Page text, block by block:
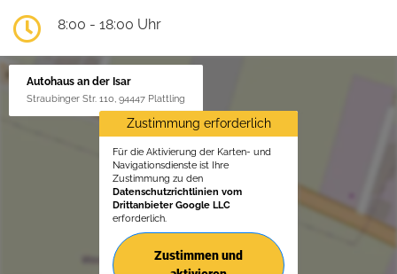
8:00 - 18:00 Uhr
Autohaus an der Isar
Straubinger Str. 110, 94447 Plattling
Zustimmung erforderlich
Für die Aktivierung der Karten- und
Navigationsdienste ist Ihre
Zustimmung zu den
Datenschutzrichtlinien vom
Drittanbieter Google LLC
erforderlich.
Zustimmen und